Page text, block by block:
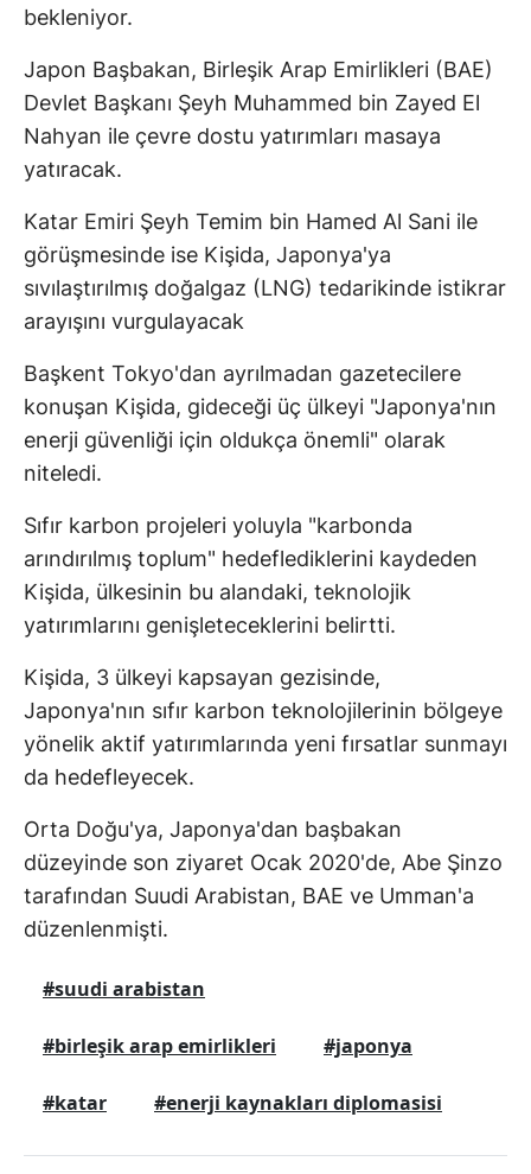
bekleniyor.
Japon Başbakan, Birleşik Arap Emirlikleri (BAE)
Devlet Başkanı Şeyh Muhammed bin Zayed El
Nahyan ile çevre dostu yatırımları masaya
yatıracak.
Katar Emiri Şeyh Temim bin Hamed Al Sani ile
görüşmesinde ise Kişida, Japonya'ya
sıvılaştırılmış doğalgaz (LNG) tedarikinde istikrar
arayışını vurgulayacak
Başkent Tokyo'dan ayrılmadan gazetecilere
konuşan Kişida, gideceği üç ülkeyi "Japonya'nın
enerji güvenliği için oldukça önemli" olarak
niteledi.
Sıfır karbon projeleri yoluyla "karbonda
arındırılmış toplum" hedeflediklerini kaydeden
Kişida, ülkesinin bu alandaki, teknolojik
yatırımlarını genişleteceklerini belirtti.
Kişida, 3 ülkeyi kapsayan gezisinde,
Japonya'nın sıfır karbon teknolojilerinin bölgeye
yönelik aktif yatırımlarında yeni fırsatlar sunmayı
da hedefleyecek.
Orta Doğu'ya, Japonya'dan başbakan
düzeyinde son ziyaret Ocak 2020'de, Abe Şinzo
tarafından Suudi Arabistan, BAE ve Umman'a
düzenlenmişti.
#suudi arabistan
#birleşik arap emirlikleri #japonya
#katar #enerji kaynakları diplomasisi